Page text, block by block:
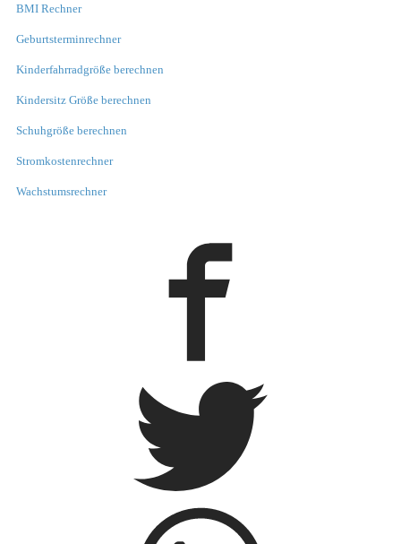
BMI Rechner
Geburtsterminrechner
Kinderfahrradgröße berechnen
Kindersitz Größe berechnen
Schuhgröße berechnen
Stromkostenrechner
Wachstumsrechner